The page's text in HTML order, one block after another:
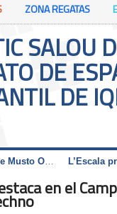
ZONA REGATAS
SALOU
DE
DE
El ‘Gratia’ y el ‘Hydra HM Hospitales’ se imponen en la BCN Race Musto Offshore Godó OOA
en el